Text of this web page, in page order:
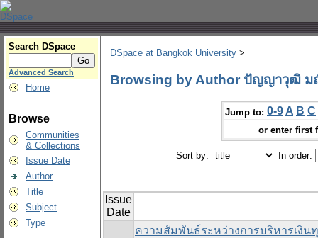
Search DSpace
Advanced Search
Home
Browse
Communities
& Collections
Issue Date
Author
Title
Subject
Type
DSpace at Bangkok University >
Browsing by Author ปัญญาวุฒิ ม
Jump to: 0-9 A B C
or enter first
Sort by: In order:
Issue
Date
ความสัมพันธ์ระหว่างการบริหารเงิ